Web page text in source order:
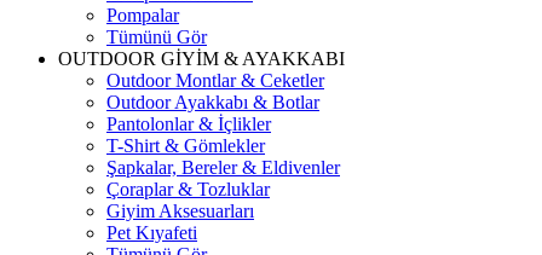
Pompalar
Tümünü Gör
OUTDOOR GİYİM & AYAKKABI
Outdoor Montlar & Ceketler
Outdoor Ayakkabı & Botlar
Pantolonlar & İçlikler
T-Shirt & Gömlekler
Şapkalar, Bereler & Eldivenler
Çoraplar & Tozluklar
Giyim Aksesuarları
Pet Kıyafeti